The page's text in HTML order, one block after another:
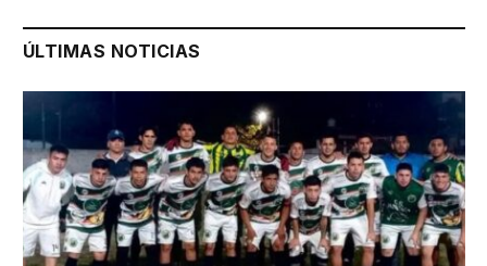
ÚLTIMAS NOTICIAS